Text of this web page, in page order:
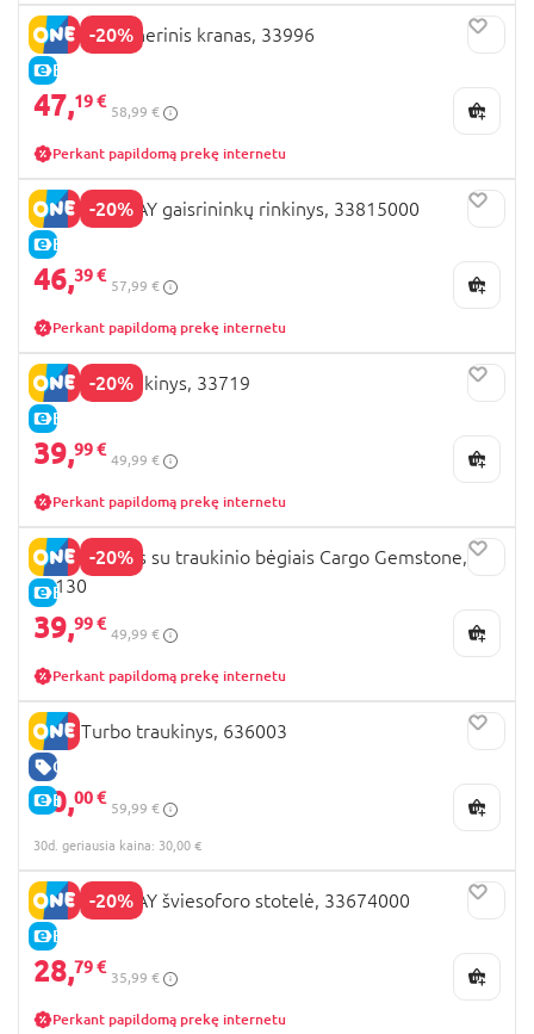
-20%
E-KAINA
BRIO konteinerinis kranas, 33996
47,19 €
58,99 €
Perkant papildomą prekę internetu
-20%
E-KAINA
BRIO RAILWAY gaisrininkų rinkinys, 33815000
46,39 €
57,99 €
Perkant papildomą prekę internetu
-20%
E-KAINA
BRIO ūkio rinkinys, 33719
39,99 €
49,99 €
Perkant papildomą prekę internetu
-20%
E-KAINA
BRIO rinkinys su traukinio bėgiais Cargo Gemstone,
36130
39,99 €
49,99 €
Perkant papildomą prekę internetu
GERA KAINA
E-KAINA
BRIO Turbo traukinys, 636003
30,00 €
59,99 €
30d. geriausia kaina: 30,00 €
-20%
E-KAINA
BRIO RAILWAY šviesoforo stotelė, 33674000
28,79 €
35,99 €
Perkant papildomą prekę internetu